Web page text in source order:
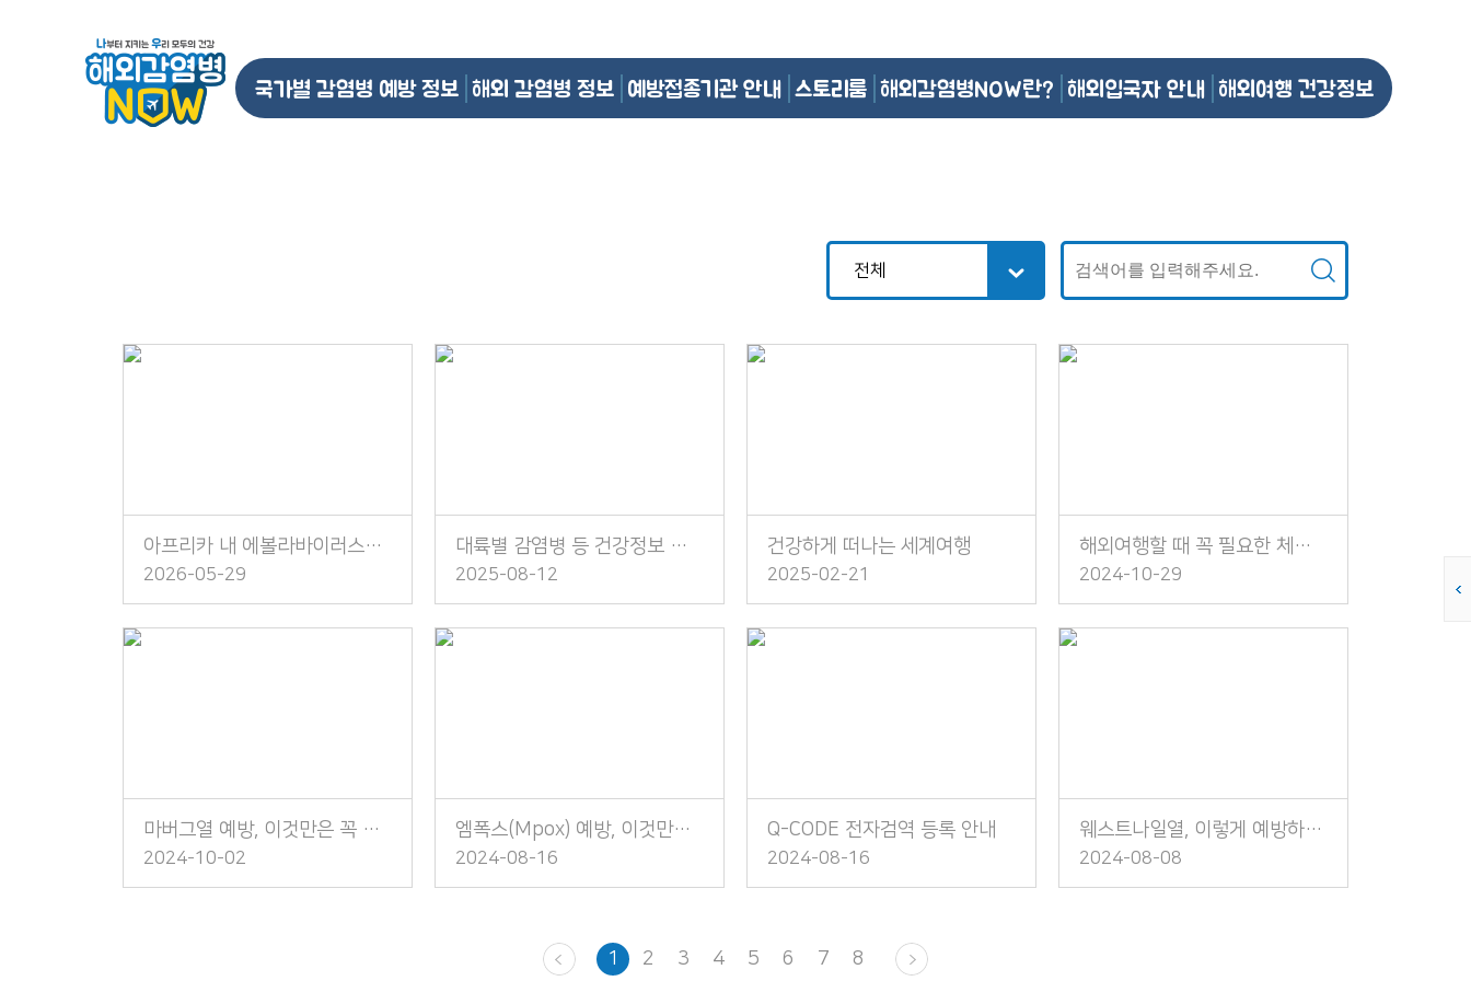
국가별 감염병 예방 정보 해외 감염병 정보 예방접종기관 안내 스토리룸 해외감염병NOW란? 해외입국자 안내 해외여행 건강정보
아프리카 내 에볼라바이러스병 발생 주의!
2026-05-29
대륙별 감염병 등 건강정보 소책자 발간 안내
2025-08-12
건강하게 떠나는 세계여행
2025-02-21
해외여행할 때 꼭 필요한 체크리스트
2024-10-29
마버그열 예방, 이것만은 꼭 지켜주세요!
2024-10-02
엠폭스(Mpox) 예방, 이것만은 꼭 지켜주세요!
2024-08-16
Q-CODE 전자검역 등록 안내
2024-08-16
웨스트나일열, 이렇게 예방하세요!
2024-08-08
1 2 3 4 5 6 7 8